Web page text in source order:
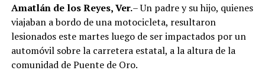
Amatlán de los Reyes, Ver.– Un padre y su hijo, quienes
viajaban a bordo de una motocicleta, resultaron
lesionados este martes luego de ser impactados por un
automóvil sobre la carretera estatal, a la altura de la
comunidad de Puente de Oro.